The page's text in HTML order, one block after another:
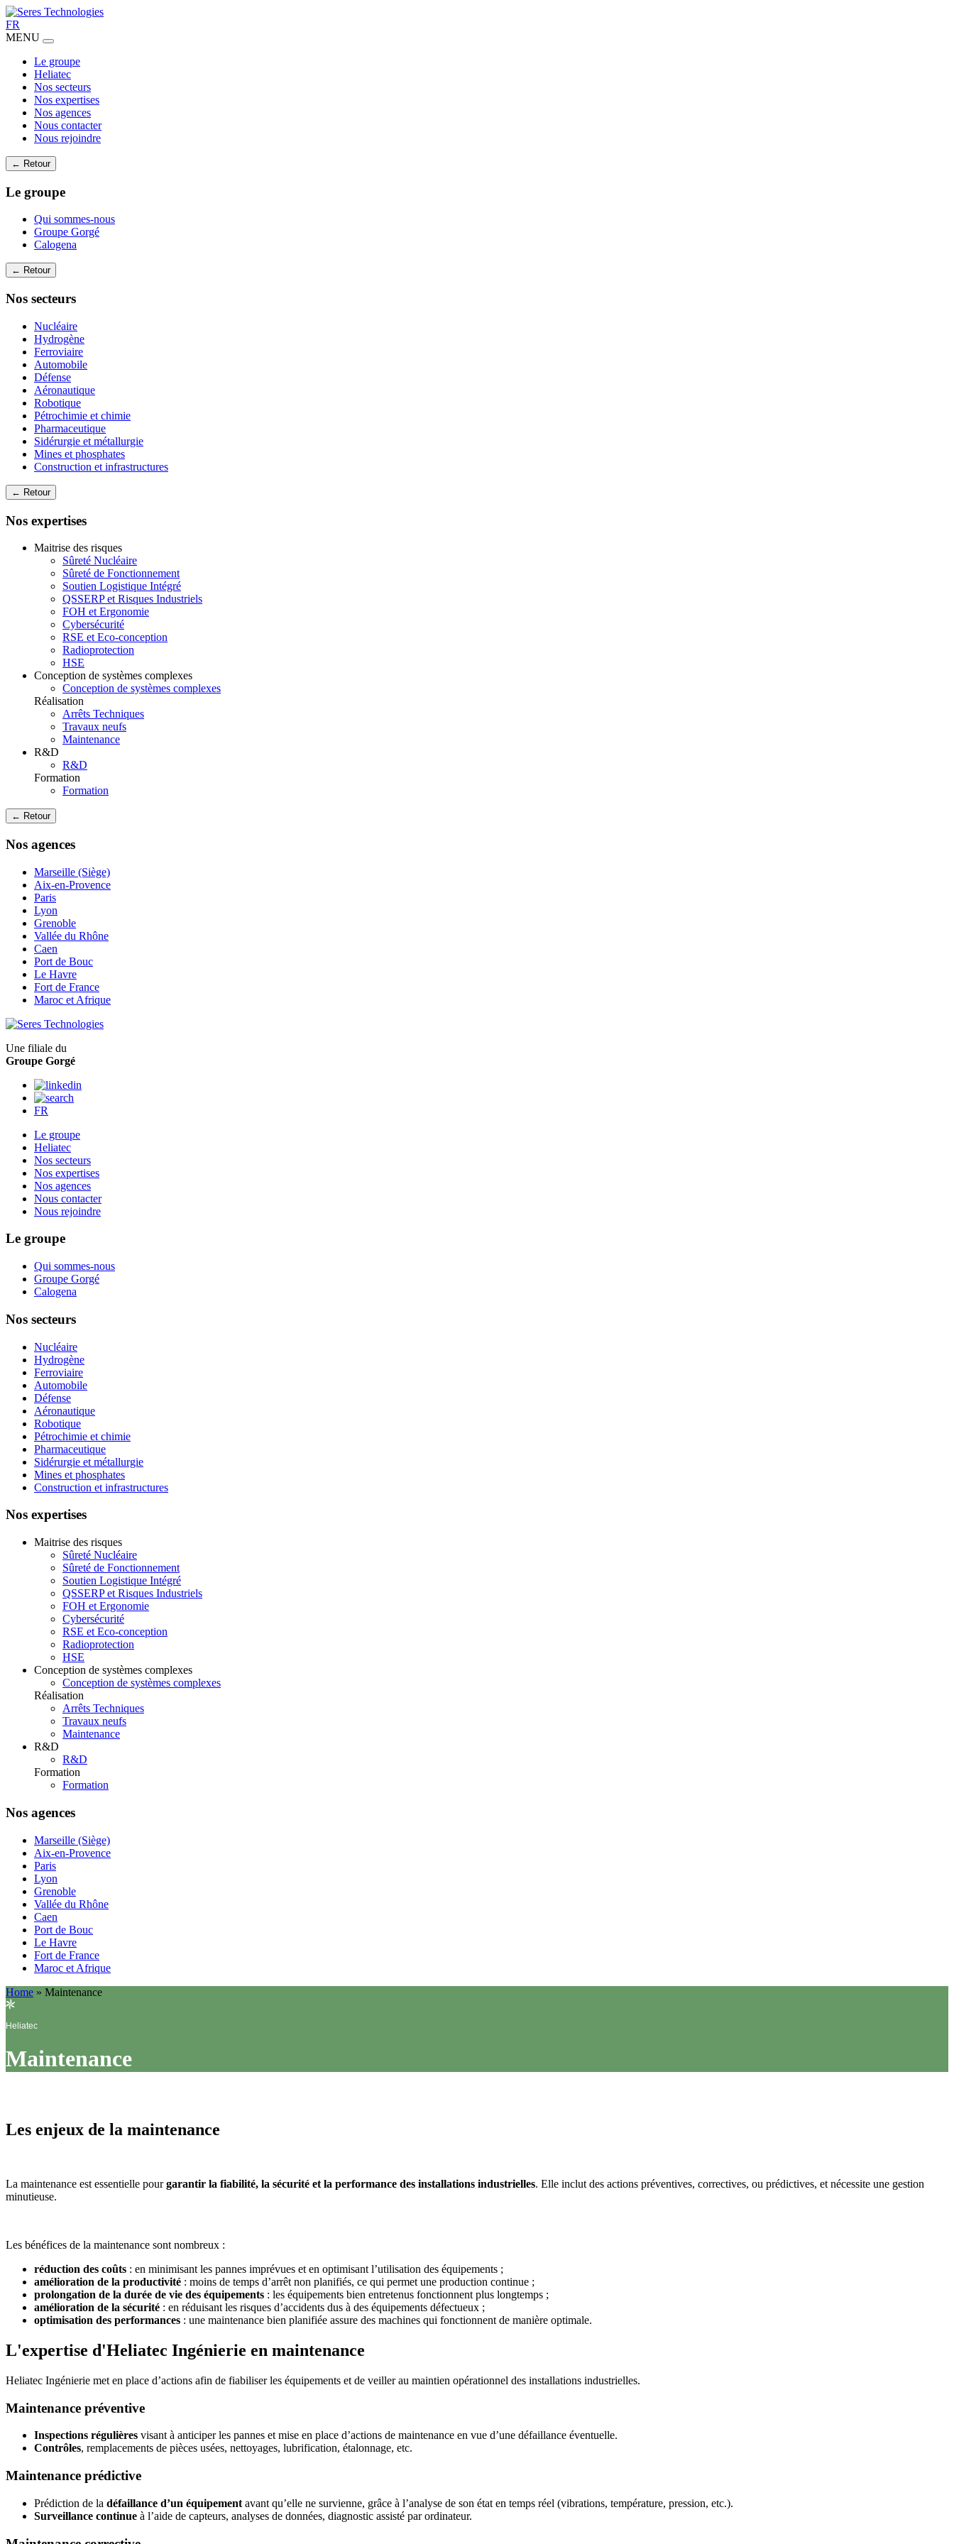
FR
MENU
Le groupe
Heliatec
Nos secteurs
Nos expertises
Nos agences
Nous contacter
Nous rejoindre
← Retour
Le groupe
Qui sommes-nous
Groupe Gorgé
Calogena
← Retour
Nos secteurs
Nucléaire
Hydrogène
Ferroviaire
Automobile
Défense
Aéronautique
Robotique
Pétrochimie et chimie
Pharmaceutique
Sidérurgie et métallurgie
Mines et phosphates
Construction et infrastructures
← Retour
Nos expertises
Maitrise des risques
Sûreté Nucléaire
Sûreté de Fonctionnement
Soutien Logistique Intégré
QSSERP et Risques Industriels
FOH et Ergonomie
Cybersécurité
RSE et Eco-conception
Radioprotection
HSE
Conception de systèmes complexes
Conception de systèmes complexes
Réalisation
Arrêts Techniques
Travaux neufs
Maintenance
R&D
R&D
Formation
Formation
← Retour
Nos agences
Marseille (Siège)
Aix-en-Provence
Paris
Lyon
Grenoble
Vallée du Rhône
Caen
Port de Bouc
Le Havre
Fort de France
Maroc et Afrique
Une filiale du
Groupe Gorgé
FR
Le groupe
Heliatec
Nos secteurs
Nos expertises
Nos agences
Nous contacter
Nous rejoindre
Le groupe
Qui sommes-nous
Groupe Gorgé
Calogena
Nos secteurs
Nucléaire
Hydrogène
Ferroviaire
Automobile
Défense
Aéronautique
Robotique
Pétrochimie et chimie
Pharmaceutique
Sidérurgie et métallurgie
Mines et phosphates
Construction et infrastructures
Nos expertises
Maitrise des risques
Sûreté Nucléaire
Sûreté de Fonctionnement
Soutien Logistique Intégré
QSSERP et Risques Industriels
FOH et Ergonomie
Cybersécurité
RSE et Eco-conception
Radioprotection
HSE
Conception de systèmes complexes
Conception de systèmes complexes
Réalisation
Arrêts Techniques
Travaux neufs
Maintenance
R&D
R&D
Formation
Formation
Nos agences
Marseille (Siège)
Aix-en-Provence
Paris
Lyon
Grenoble
Vallée du Rhône
Caen
Port de Bouc
Le Havre
Fort de France
Maroc et Afrique
Home » Maintenance
Heliatec
Maintenance
Les enjeux de la maintenance
La maintenance est essentielle pourgarantir la fiabilité, la sécurité et la performance des installations industrielles. Elle inclut des actions préventives, correctives, ou prédictives, et nécessite une gestion
minutieuse.
Les bénéfices de la maintenance sont nombreux :
réduction des coûts : en minimisant les pannes imprévues et en optimisant l’utilisation des équipements ;
amélioration de la productivité : moins de temps d’arrêt non planifiés, ce qui permet une production continue ;
prolongation de la durée de vie des équipements : les équipements bien entretenus fonctionnent plus longtemps ;
amélioration de la sécurité : en réduisant les risques d’accidents dus à des équipements défectueux ;
optimisation des performances : une maintenance bien planifiée assure des machines qui fonctionnent de manière optimale.
L'expertise d'Heliatec Ingénierie en maintenance
Heliatec Ingénierie met en place d’actions afin de fiabiliser les équipements et de veiller au maintien opérationnel des installations industrielles.
Maintenance préventive
Inspections régulières visant à anticiper les pannes et mise en place d’actions de maintenance en vue d’une défaillance éventuelle.
Contrôles, remplacements de pièces usées, nettoyages, lubrification, étalonnage, etc.
Maintenance prédictive
Prédiction de la défaillance d’un équipement avant qu’elle ne survienne, grâce à l’analyse de son état en temps réel (vibrations, température, pression, etc.).
Surveillance continue à l’aide de capteurs, analyses de données, diagnostic assisté par ordinateur.